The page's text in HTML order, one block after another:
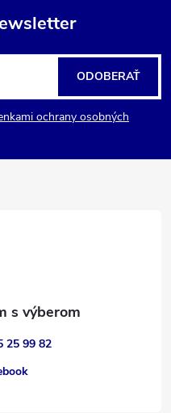
ochrany osobných
ODOBERAŤ
25 99 82